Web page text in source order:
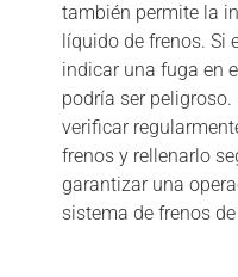
también permite la
líquido de frenos. Si
indicar una fuga en
podría ser
verificar
frenos y rellenarlo
garantizar una
sistema de frenos